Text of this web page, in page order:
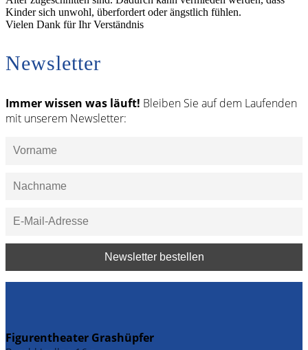
Kinder sich unwohl, überfordert oder ängstlich fühlen.
Vielen Dank für Ihr Verständnis
Newsletter
Immer wissen was läuft! Bleiben Sie auf dem Laufenden
mit unserem Newsletter:
Figurentheater Grashüpfer